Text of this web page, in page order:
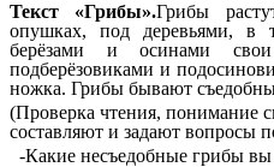
Текст «Грибы».Грибы
опушках, под деревьями,
берёзами и осинами
подберёзовиками и
ножка. Грибы бывают
(Проверка чтения, понимание
составляют и задают вопросы
-Какие несъедобные грибы вы